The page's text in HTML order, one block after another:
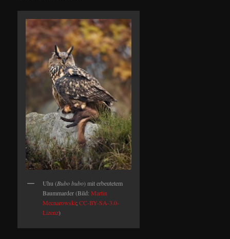
Uhu (Bubo bubo) mit erbeutetem
Baummarder (Bild:Martin
Mecnarowski;CC-BY-SA-3.0-
Lizenz)